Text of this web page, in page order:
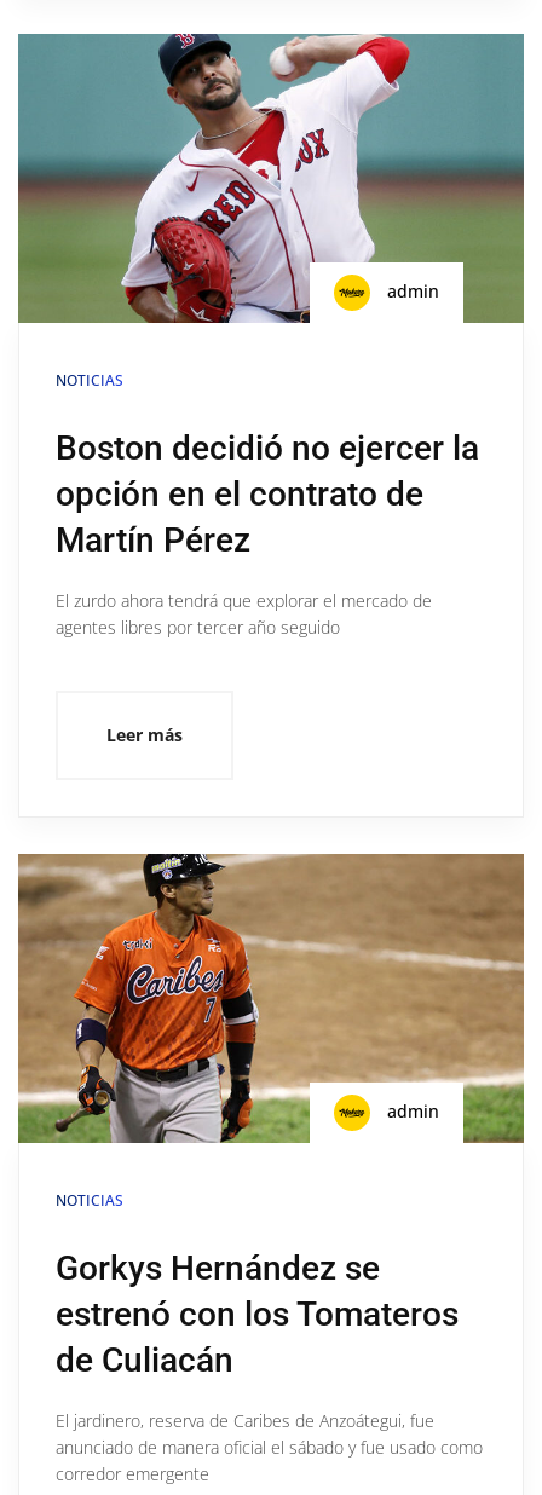
admin
NOTICIAS
Boston decidió no ejercer la
opción en el contrato de
Martín Pérez
El zurdo ahora tendrá que explorar el mercado de
agentes libres por tercer año seguido
Leer más
admin
NOTICIAS
Gorkys Hernández se
estrenó con los Tomateros
de Culiacán
El jardinero, reserva de Caribes de Anzoátegui, fue
anunciado de manera oficial el sábado y fue usado como
corredor emergente